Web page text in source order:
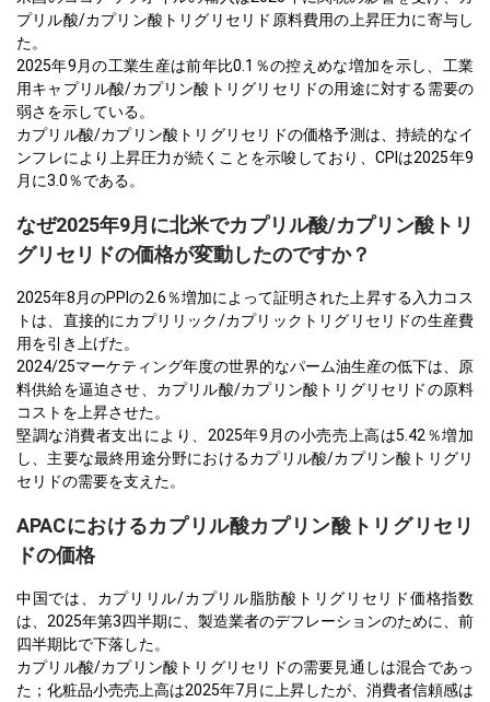
プリル酸/カプリン酸トリグリセリド原料費用の上昇圧力に寄与し
た。
2025年9月の工業生産は前年比0.1％の控えめな増加を示し、工業
用キャプリル酸/カプリン酸トリグリセリドの用途に対する需要の
弱さを示している。
カプリル酸/カプリン酸トリグリセリドの価格予測は、持続的なイ
ンフレにより上昇圧力が続くことを示唆しており、CPIは2025年9
月に3.0％である。
なぜ2025年9月に北米でカプリル酸/カプリン酸トリ
グリセリドの価格が変動したのですか？
2025年8月のPPIの2.6％増加によって証明された上昇する入力コス
トは、直接的にカプリリック/カプリックトリグリセリドの生産費
用を引き上げた。
2024/25マーケティング年度の世界的なパーム油生産の低下は、原
料供給を逼迫させ、カプリル酸/カプリン酸トリグリセリドの原料
コストを上昇させた。
堅調な消費者支出により、2025年9月の小売売上高は5.42％増加
し、主要な最終用途分野におけるカプリル酸/カプリン酸トリグリ
セリドの需要を支えた。
APACにおけるカプリル酸カプリン酸トリグリセリ
ドの価格
中国では、カプリリル/カプリル脂肪酸トリグリセリド価格指数
は、2025年第3四半期に、製造業者のデフレーションのために、前
四半期比で下落した。
カプリル酸/カプリン酸トリグリセリドの需要見通しは混合であっ
た；化粧品小売売上高は2025年7月に上昇したが、消費者信頼感は